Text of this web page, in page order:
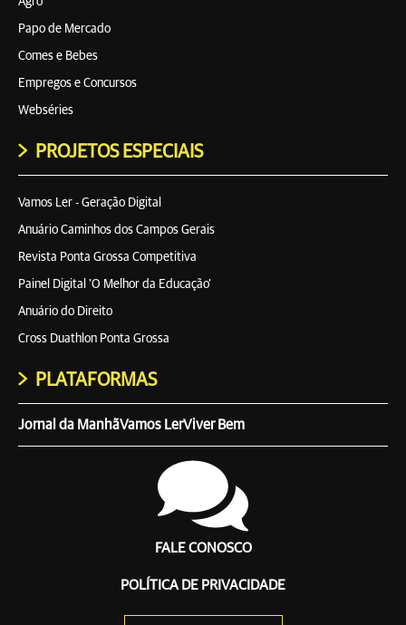
Papo de Mercado
Comes e Bebes
Empregos e Concursos
Webséries
PROJETOS ESPECIAIS
Vamos Ler - Geração Digital
Anuário Caminhos dos Campos Gerais
Revista Ponta Grossa Competitiva
Painel Digital 'O Melhor da Educação'
Anuário do Direito
Cross Duathlon Ponta Grossa
PLATAFORMAS
Jornal da ManhãVamos LerViver Bem
FALE CONOSCO
POLÍTICA DE PRIVACIDADE